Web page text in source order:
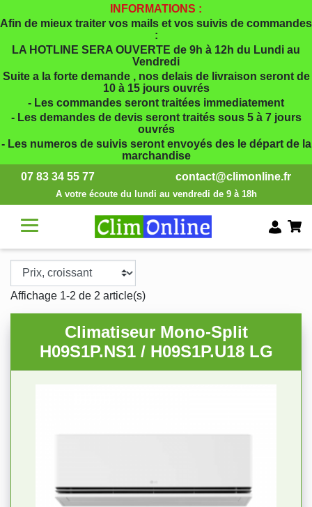
INFORMATIONS :
Afin de mieux traiter vos mails et vos suivis de commandes
:
LA HOTLINE SERA OUVERTE de 9h à 12h du Lundi au
Vendredi
Suite a la forte demande , nos delais de livraison seront de
10 à 15 jours ouvrés
- Les commandes seront traitées immediatement
- Les demandes de devis seront traités sous 5 à 7 jours
ouvrés
- Les numeros de suivis seront envoyés des le départ de la
marchandise
07 83 34 55 77
A votre écoute du lundi au vendredi de 9 à 18h
contact@climonline.fr
Affichage 1-2 de 2 article(s)
Climatiseur Mono-Split
H09S1P.NS1 / H09S1P.U18 LG